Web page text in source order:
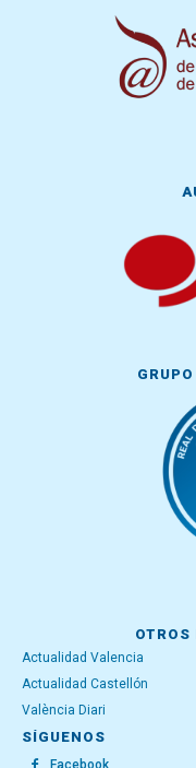
OTROS
Actualidad Valencia
Actualidad Castellón
València Diari
SÍGUENOS
Facebook